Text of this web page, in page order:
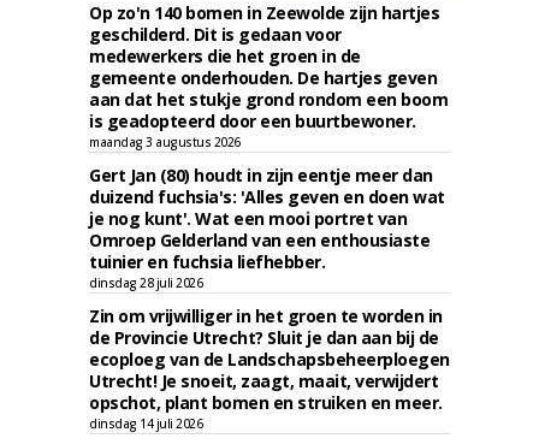
Op zo'n 140 bomen in Zeewolde zijn hartjes
geschilderd. Dit is gedaan voor
medewerkers die het groen in de
gemeente onderhouden. De hartjes geven
aan dat het stukje grond rondom een boom
is geadopteerd door een buurtbewoner.
maandag 3 augustus 2026
Gert Jan (80) houdt in zijn eentje meer dan
duizend fuchsia's: 'Alles geven en doen wat
je nog kunt'. Wat een mooi portret van
Omroep Gelderland van een enthousiaste
tuinier en fuchsia liefhebber.
dinsdag 28 juli 2026
Zin om vrijwilliger in het groen te worden in
de Provincie Utrecht? Sluit je dan aan bij de
ecoploeg van de Landschapsbeheerploegen
Utrecht! Je snoeit, zaagt, maait, verwijdert
opschot, plant bomen en struiken en meer.
dinsdag 14 juli 2026